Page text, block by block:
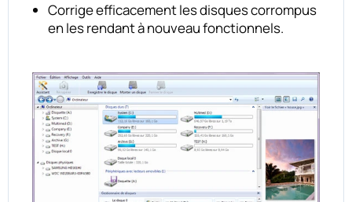
Corrige efficacement les disques corrompus
en les rendant à nouveau fonctionnels.